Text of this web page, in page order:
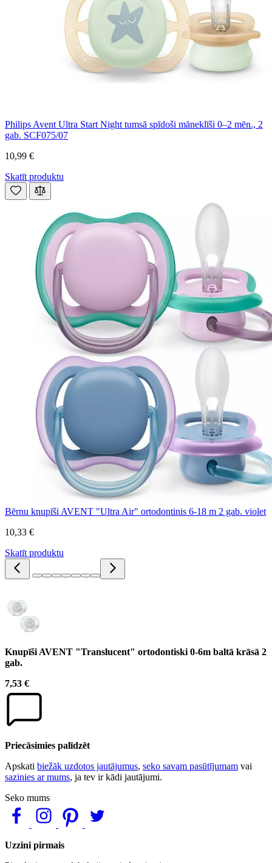
Philips Avent Ultra Start Night tumsā spīdoši māneklīši 0–2 mēn., 2
gab. SCF075/07
10,99 €
Skatīt produktu
Bērnu knupīši AVENT "Ultra Air" ortodontinis 6-18 m 2 gab. violet
10,33 €
Skatīt produktu
Knupīši AVENT "Translucent" ortodontiski 0-6m baltā krāsā 2
gab.
7,53 €
Priecāsimies palīdzēt
Apskati biežāk uzdotos jautājumus, seko savam pasūtījumam vai
sazinies ar mums, ja tev ir kādi jautājumi.
Seko mums
Uzzini pirmais